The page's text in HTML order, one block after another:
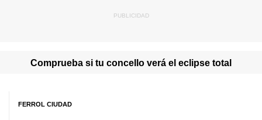
Comprueba si tu concello verá el eclipse total
FERROL CIUDAD